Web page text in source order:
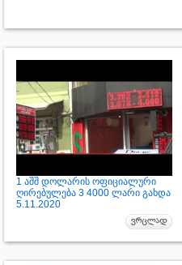
1 აშშ დოლარის ოფიციალური
ღირებულება 3 4000 ლარი გახდა
5.11.2020